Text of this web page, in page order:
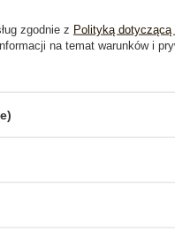
(0)
zgodnie z Polityką dotyczącą
na temat warunków i